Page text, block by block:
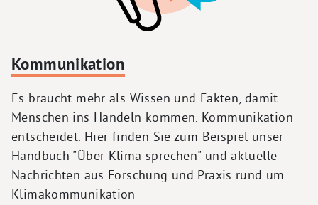
Kommunikation
Es braucht mehr als Wissen und Fakten, damit
Menschen ins Handeln kommen. Kommunikation
entscheidet. Hier finden Sie zum Beispiel unser
Handbuch "Über Klima sprechen" und aktuelle
Nachrichten aus Forschung und Praxis rund um
Klimakommunikation